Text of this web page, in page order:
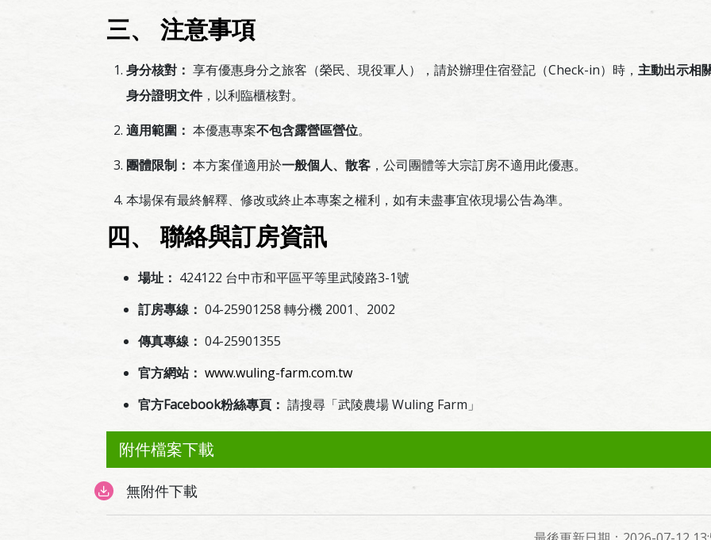
三、 注意事項
身分核對： 享有優惠身分之旅客（榮民、現役軍人），請於辦理住宿登記（Check-in）時，主動出示相
身分證明文件，以利臨櫃核對。
適用範圍： 本優惠專案不包含露營區營位。
團體限制： 本方案僅適用於一般個人、散客 ，公司團體等大宗訂房不適用此優惠。
本場保有最終解釋、修改或終止本專案之權利，如有未盡事宜依現場公告為準。
四、 聯絡與訂房資訊
場址： 424122 台中市和平區平等里武陵路3-1號
訂房專線： 04-25901258 轉分機 2001、2002
傳真專線： 04-25901355
官方網站： www.wuling-farm.com.tw
官方Facebook粉絲專頁： 請搜尋「武陵農場 Wuling Farm」
附件檔案下載
無附件下載